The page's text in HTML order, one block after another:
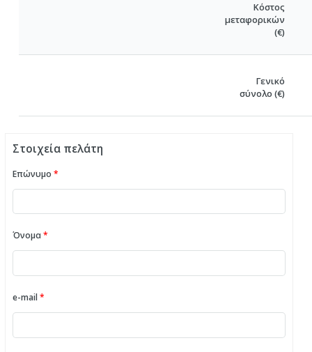
Κόστος
μεταφορικών
(€)
Γενικό
σύνολο (€)
Στοιχεία πελάτη
Επώνυμο *
Όνομα*
e-mail*